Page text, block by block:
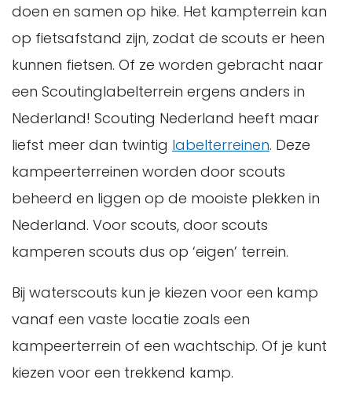
doen en samen op hike. Het kampterrein kan
op fietsafstand zijn, zodat de scouts er heen
kunnen fietsen. Of ze worden gebracht naar
een Scoutinglabelterrein ergens anders in
Nederland! Scouting Nederland heeft maar
liefst meer dan twintig labelterreinen. Deze
kampeerterreinen worden door scouts
beheerd en liggen op de mooiste plekken in
Nederland. Voor scouts, door scouts
kamperen scouts dus op ‘eigen’ terrein.
Bij waterscouts kun je kiezen voor een kamp
vanaf een vaste locatie zoals een
kampeerterrein of een wachtschip. Of je kunt
kiezen voor een trekkend kamp.